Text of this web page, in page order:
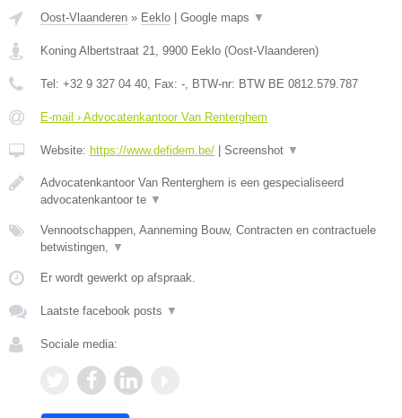
Oost-Vlaanderen » Eeklo Google maps ▼
Koning Albertstraat 21 9900 Eeklo (Oost-Vlaanderen)
Tel: +32 9 327 04 40 , Fax: - , BTW-nr: BTW BE 0812.579.787
E-mail › Advocatenkantoor Van Renterghem
Website: https://www.defidem.be/ Screenshot ▼
Advocatenkantoor Van Renterghem is een gespecialiseerd
advocatenkantoor te ▼
Vennootschappen, Aanneming Bouw, Contracten en contractuele
betwistingen,
▼
Er wordt gewerkt op afspraak.
Laatste facebook posts ▼
Sociale media: